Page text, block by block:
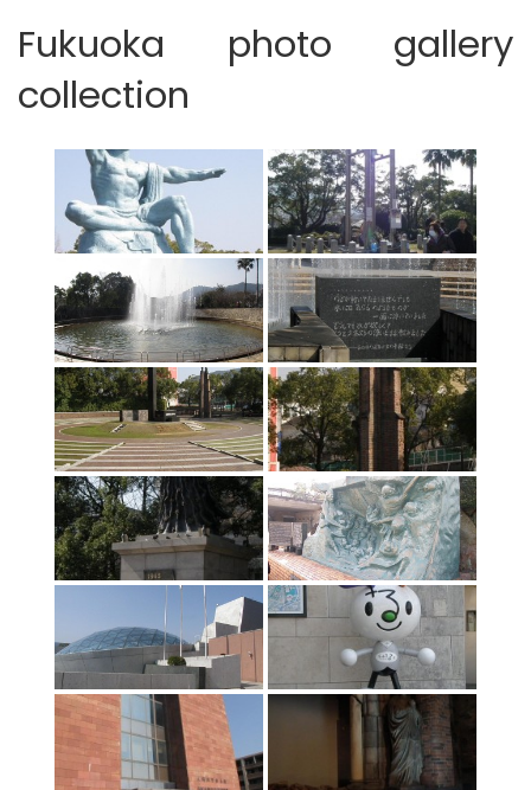
Fukuoka photo gallery
collection